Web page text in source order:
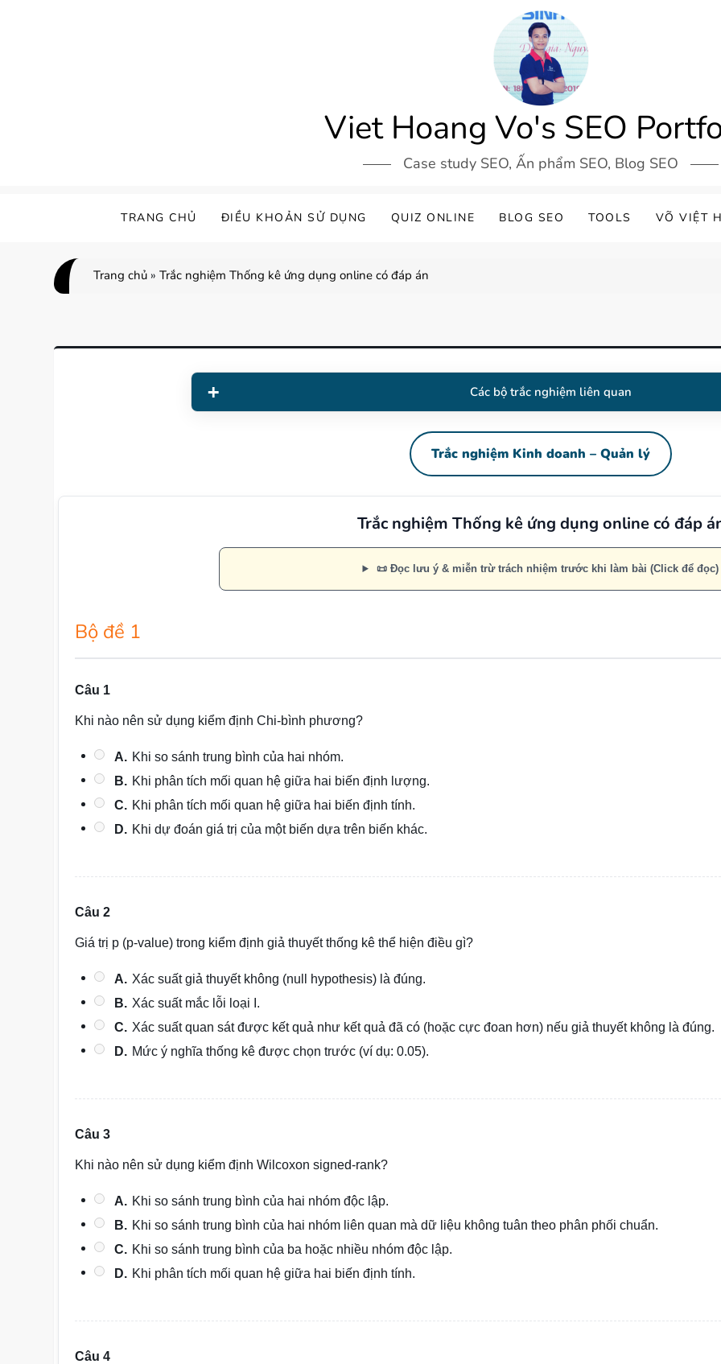
Viet Hoang Vo's SEO
Case study SEO, Ấn phẩm SEO, Blog SEO
TRANG CHỦ ĐIỀU KHOẢN SỬ DỤNG QUIZ ONLINE BLOG SEO TOOLS VÕ VIỆT
Trang chủ »Trắc nghiệm Thống kê ứng dụng online có đáp án
Các bộ trắc nghiệm liên quan
Trắc nghiệm Kinh doanh – Quản lý
Trắc nghiệm Thống kê ứng dụng online có đáp
📜 Đọc lưu ý & miễn trừ trách nhiệm trước khi làm bài (Click để đọc)
Bộ đề 1
Câu 1
Khi nào nên sử dụng kiểm định Chi-bình phương?
A. Khi so sánh trung bình của hai nhóm.
B. Khi phân tích mối quan hệ giữa hai biến định lượng.
C. Khi phân tích mối quan hệ giữa hai biến định tính.
D. Khi dự đoán giá trị của một biến dựa trên biến khác.
Câu 2
Giá trị p (p-value) trong kiểm định giả thuyết thống kê thể hiện điều gì?
A. Xác suất giả thuyết không (null hypothesis) là đúng.
B. Xác suất mắc lỗi loại I.
C. Xác suất quan sát được kết quả như kết quả đã có (hoặc cực đoan hơn) nếu giả thuyết không là đúng.
D. Mức ý nghĩa thống kê được chọn trước (ví dụ: 0.05).
Câu 3
Khi nào nên sử dụng kiểm định Wilcoxon signed-rank?
A. Khi so sánh trung bình của hai nhóm độc lập.
B. Khi so sánh trung bình của hai nhóm liên quan mà dữ liệu không tuân theo phân phối chuẩn.
C. Khi so sánh trung bình của ba hoặc nhiều nhóm độc lập.
D. Khi phân tích mối quan hệ giữa hai biến định tính.
Câu 4